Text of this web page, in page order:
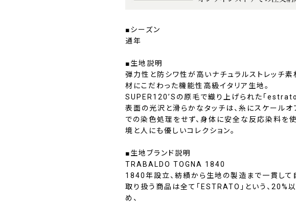
■シーズン
通年
■生地説明
弾力性と防シワ性が高いナチュラルストレッチ
材にこだわった機能性高級イタリア生地。
SUPER120’Sの原毛で織り上げられた「estrato
表面の光沢と滑らかなタッチは、糸にスケールオ
での染色処理をせず、身体に安全な反応染料を
境と人にも優しいコレクション。
■生地ブランド説明
TRABALDO TOGNA 1840
1840年設立、紡績から生地の製造まで一貫して
取り扱う商品は全て「ESTRATO」という、20%
め、